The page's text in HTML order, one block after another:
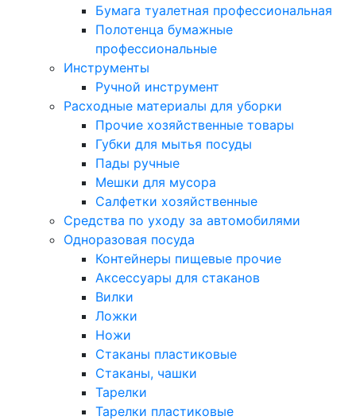
Бумага туалетная профессиональная
Полотенца бумажные
профессиональные
Инструменты
Ручной инструмент
Расходные материалы для уборки
Прочие хозяйственные товары
Губки для мытья посуды
Пады ручные
Мешки для мусора
Салфетки хозяйственные
Средства по уходу за автомобилями
Одноразовая посуда
Контейнеры пищевые прочие
Аксессуары для стаканов
Вилки
Ложки
Ножи
Стаканы пластиковые
Стаканы, чашки
Тарелки
Тарелки пластиковые